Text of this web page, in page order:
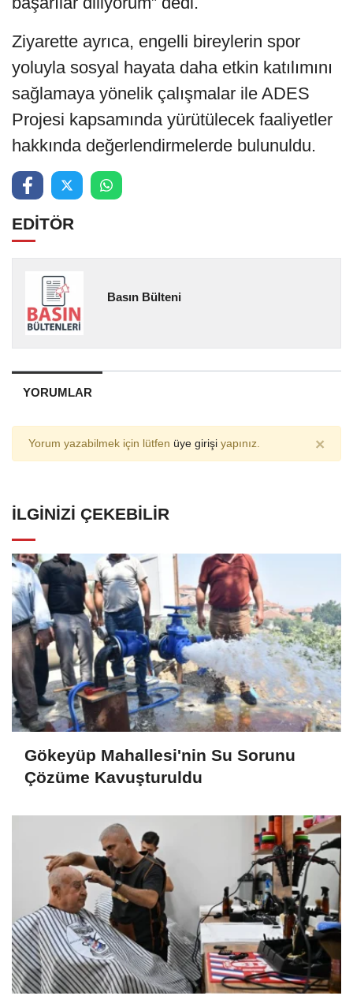
Ziyarette ayrıca, engelli bireylerin spor
yoluyla sosyal hayata daha etkin katılımını
sağlamaya yönelik çalışmalar ile ADES
Projesi kapsamında yürütülecek faaliyetler
hakkında değerlendirmelerde bulunuldu.
EDİTÖR
Basın Bülteni
YORUMLAR
Yorum yazabilmek için lütfen üye girişi yapınız. ×
İLGINIZI ÇEKEBILIR
Gökeyüp Mahallesi'nin Su Sorunu
Çözüme Kavuşturuldu